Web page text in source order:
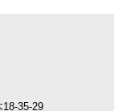
35-29